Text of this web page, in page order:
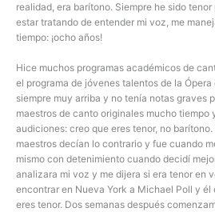
realidad, era barítono. Siempre he sido
estar tratando de entender mi voz, me
tiempo: ¡ocho años!
Hice muchos programas académicos de
el programa de jóvenes talentos de la
siempre muy arriba y no tenía notas graves
maestros de canto originales mucho tiempo
audiciones: creo que eres tenor, no
maestros decían lo contrario y fue cuando
mismo con detenimiento cuando decidí
analizara mi voz y me dijera si era tenor en
encontrar en Nueva York a Michael Poll y él
eres tenor. Dos semanas después